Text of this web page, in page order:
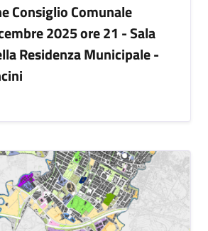
Consiglio Comunale
2025 ore 21 - Sala
Residenza Municipale -